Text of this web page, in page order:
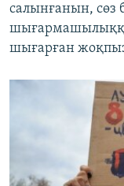
салынғанын, сөз
шығармашылыққа
шығарған